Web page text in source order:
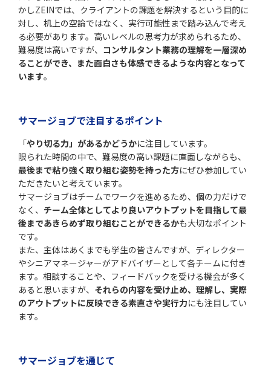
かしZEINでは、クライアントの課題を解決するという目的に
対し、机上の空論ではなく、実行可能性まで踏み込んで考え
る必要があります。高いレベルの思考力が求められるため、
難易度は高いですが、 コンサルタント業務の理解を一層深め
ることができ、また面白さも体感できるような内容となって
います。
サマージョブで注目するポイント
「やり切る力」があるかどうかに注目しています。
限られた時間の中で、難易度の高い課題に直面しながらも、
最後まで粘り強く取り組む姿勢を持った方にぜひ参加してい
ただきたいと考えています。
サマージョブはチームでワークを進めるため、個の力だけで
なく、 チーム全体としてより良いアウトプットを目指して最
後まであきらめず取り組むことができるかも大切なポイント
です。
また、主体はあくまでも学生の皆さんですが、ディレクター
やシニアマネージャーがアドバイザーとして各チームに付き
ます。相談することや、フィードバックを受ける機会が多く
あると思いますが、 それらの内容を受け止め、理解し、実際
のアウトプットに反映できる素直さや実行力にも注目してい
ます。
サマージョブを通じて